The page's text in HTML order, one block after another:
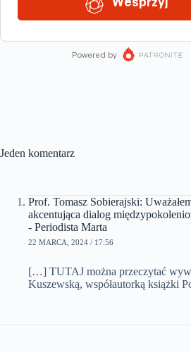
Jeden komentarz
Prof. Tomasz Sobierajski:
akcentująca dialog
- Periodista Marta
22 MARCA, 2024 / 17:56
[…] TUTAJ można przeczytać
Kuszewską, współautorką książki